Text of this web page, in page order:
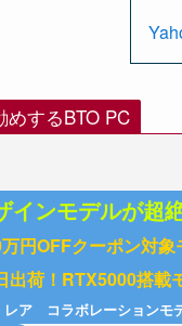
するBTO PC
インモデルが超
円OFFクーポン対象
出荷！RTX5000搭載
レア コラボレーションモ